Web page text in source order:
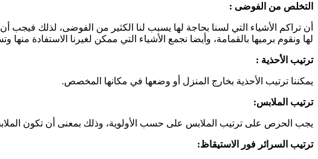
التخلص من الفوضى :
أن تراكم الأشياء التي لسنا بحاجة لها يسبب لنا الكثير من الفوضى، لذلك فيجب
لها ونقوم برميها بالقمامة، وأيضا نجمع الأشياء التي ممكن لغيرنا الاستفادة
ترتيب الأحذية :
يمكننا ترتيب الأحذية بخارج المنزل أو وضعها في مكانها المخصص.
ترتيب الملابس:
يجب الحرص على ترتيب الملابس على حسب الأولوية، وذلك بمعنى أن تكون
ترتيب السرائر فور الاستيقاظ: